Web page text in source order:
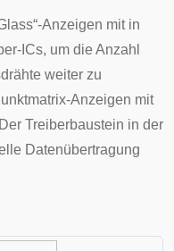
“-Anzeigen mit in
ICs, um die Anzahl
weiter zu
Anzeigen mit
Treiberbaustein in der
Datenübertragung